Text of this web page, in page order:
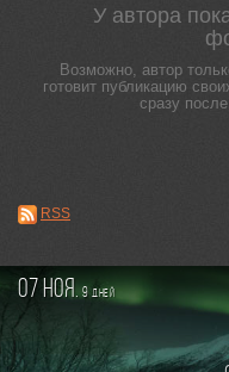
У автора
Возможно, автор
готовит публикацию
сразу
RSS
07 ноя. 9дней